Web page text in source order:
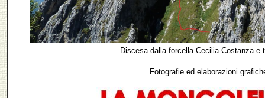
Discesa dalla forcella Cecilia-Costanza e
Fotografie ed elaborazioni